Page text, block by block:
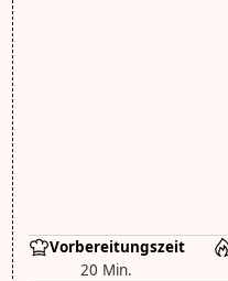
Vorbereitungszeit
20 Min.